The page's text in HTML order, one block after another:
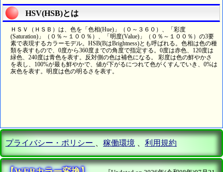
HSV(HSB)とは
ＨＳＶ（ＨＳＢ）は、色を「色相(Hue)」（０～３６０）、「彩度
(Saturation)」（０％～１００％）、「明度(Value)」（０％～１００％）の3要
素で表現するカラーモデル。HSB(BはBrightness)とも呼ばれる。色相は色の種
類を表すもので、0度から360度までの角度で指定する。0度は赤色、120度は
緑色、240度は青色を表す。反対側の色は補色になる。 彩度は色の鮮やかさ
を表し、100%が最も鮮やかで、値が下がるにつれて色がくすんでいき、0%は
灰色を表す。明度は色の明るさを表す。
プライバシー・ポリシー 稼働環境 利用規約